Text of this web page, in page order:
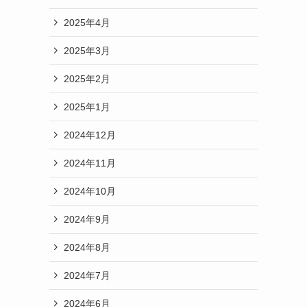
2025年4月
2025年3月
2025年2月
2025年1月
2024年12月
2024年11月
2024年10月
2024年9月
2024年8月
2024年7月
2024年6月